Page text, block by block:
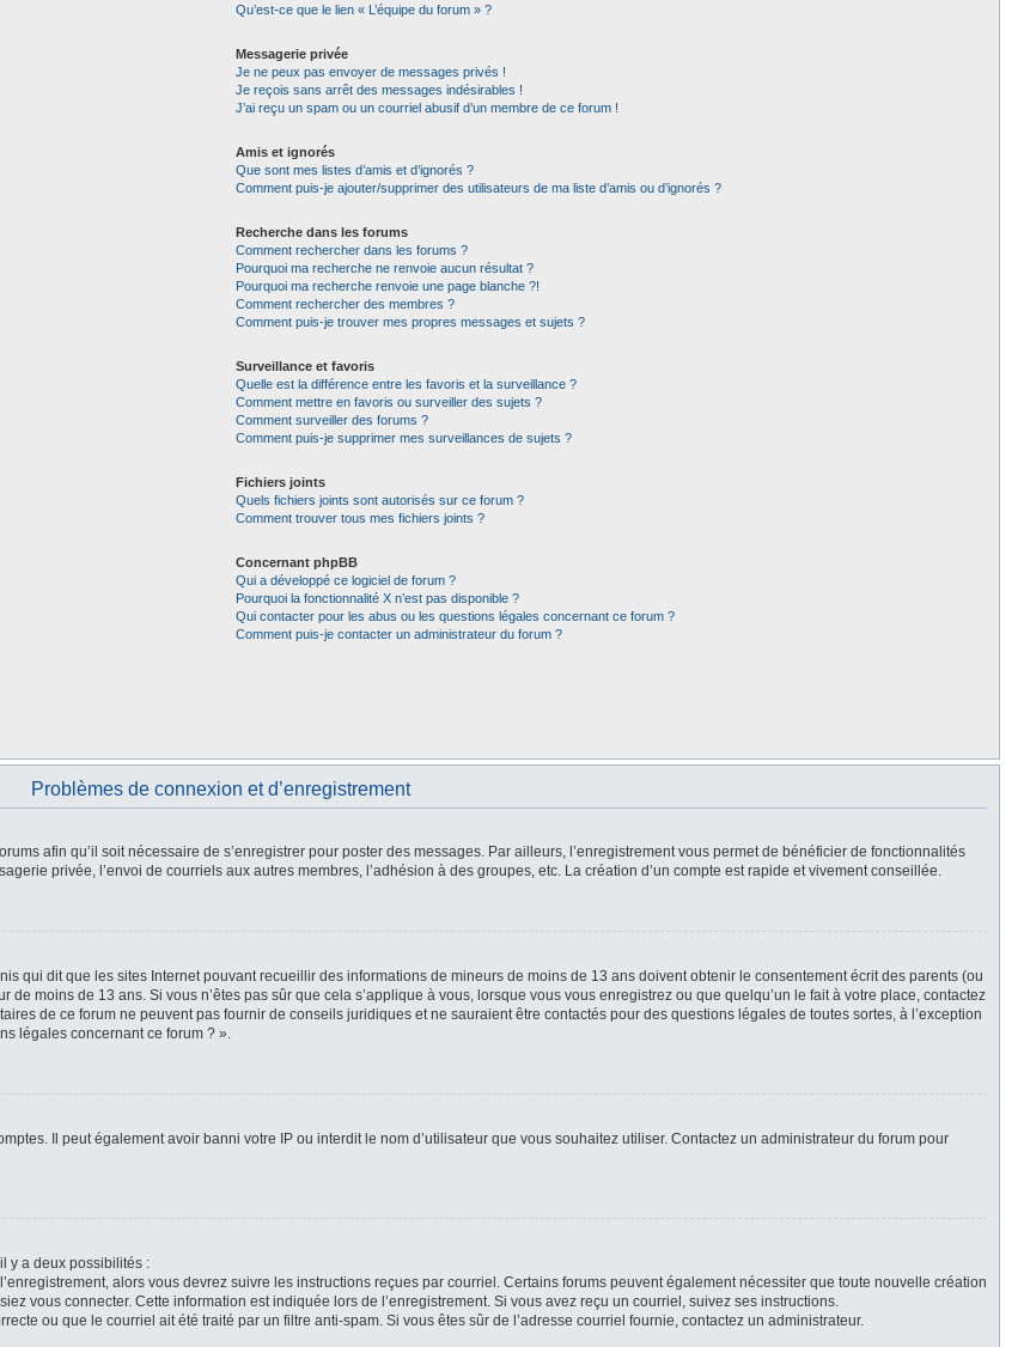
Qu’est-ce que le lien « L’équipe du forum » ?
Messagerie privée
Je ne peux pas envoyer de messages privés !
Je reçois sans arrêt des messages indésirables !
J’ai reçu un spam ou un courriel abusif d’un membre de ce forum !
Amis et ignorés
Que sont mes listes d’amis et d’ignorés ?
Comment puis-je ajouter/supprimer des utilisateurs de ma liste d’amis ou d’ignorés ?
Recherche dans les forums
Comment rechercher dans les forums ?
Pourquoi ma recherche ne renvoie aucun résultat ?
Pourquoi ma recherche renvoie une page blanche ?!
Comment rechercher des membres ?
Comment puis-je trouver mes propres messages et sujets ?
Surveillance et favoris
Quelle est la différence entre les favoris et la surveillance ?
Comment mettre en favoris ou surveiller des sujets ?
Comment surveiller des forums ?
Comment puis-je supprimer mes surveillances de sujets ?
Fichiers joints
Quels fichiers joints sont autorisés sur ce forum ?
Comment trouver tous mes fichiers joints ?
Concernant phpBB
Qui a développé ce logiciel de forum ?
Pourquoi la fonctionnalité X n’est pas disponible ?
Qui contacter pour les abus ou les questions légales concernant ce forum ?
Comment puis-je contacter un administrateur du forum ?
Problèmes de connexion et d’enregistrement
afin qu’il soit nécessaire de s’enregistrer pour poster des messages. Par ailleurs, l’enregistrement vous permet de bénéficier de fonctionnalités
privée, l’envoi de courriels aux autres membres, l’adhésion à des groupes, etc. La création d’un compte est rapide et vivement conseillée.
qui dit que les sites Internet pouvant recueillir des informations de mineurs de moins de 13 ans doivent obtenir le consentement écrit des parents (ou
moins de 13 ans. Si vous n’êtes pas sûr que cela s’applique à vous, lorsque vous vous enregistrez ou que quelqu’un le fait à votre place, contactez
de ce forum ne peuvent pas fournir de conseils juridiques et ne sauraient être contactés pour des questions légales de toutes sortes, à l’exception
légales concernant ce forum ? ».
Il peut également avoir banni votre IP ou interdit le nom d’utilisateur que vous souhaitez utiliser. Contactez un administrateur du forum pour
y a deux possibilités :
alors vous devrez suivre les instructions reçues par courriel. Certains forums peuvent également nécessiter que toute nouvelle création
vous connecter. Cette information est indiquée lors de l’enregistrement. Si vous avez reçu un courriel, suivez ses instructions.
ou que le courriel ait été traité par un filtre anti-spam. Si vous êtes sûr de l’adresse courriel fournie, contactez un administrateur.